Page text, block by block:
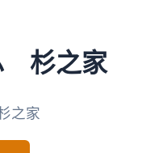
杉之家
之家